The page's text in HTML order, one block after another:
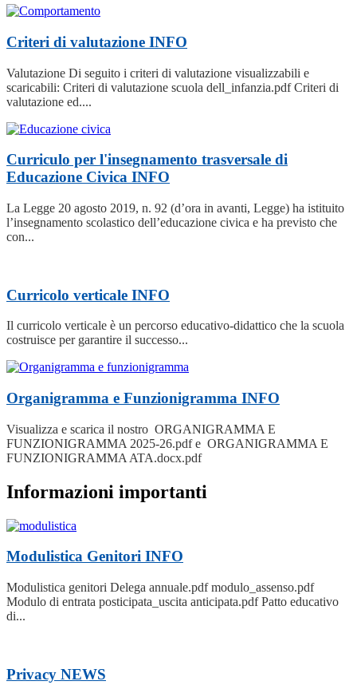
Criteri di valutazione INFO
Valutazione Di seguito i criteri di valutazione visualizzabili e
scaricabili: Criteri di valutazione scuola dell_infanzia.pdf Criteri di
valutazione ed....
Curriculo per l'insegnamento trasversale di
Educazione Civica INFO
La Legge 20 agosto 2019, n. 92 (d’ora in avanti, Legge) ha istituito
l’insegnamento scolastico dell’educazione civica e ha previsto che
con...
Curricolo verticale INFO
Il curricolo verticale è un percorso educativo-didattico che la scuola
costruisce per garantire il successo...
Organigramma e Funzionigramma INFO
Visualizza e scarica il nostro ORGANIGRAMMA E
FUNZIONIGRAMMA 2025-26.pdf e ORGANIGRAMMA E
FUNZIONIGRAMMA ATA.docx.pdf
Informazioni importanti
Modulistica Genitori INFO
Modulistica genitori Delega annuale.pdf modulo_assenso.pdf
Modulo di entrata posticipata_uscita anticipata.pdf Patto educativo
di...
Privacy NEWS